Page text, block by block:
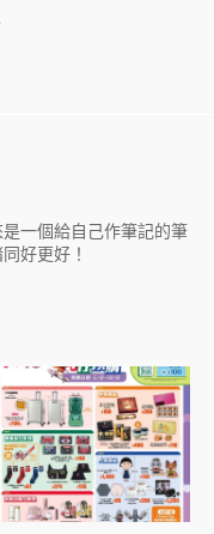
一個給自己作筆記的筆
好更好！